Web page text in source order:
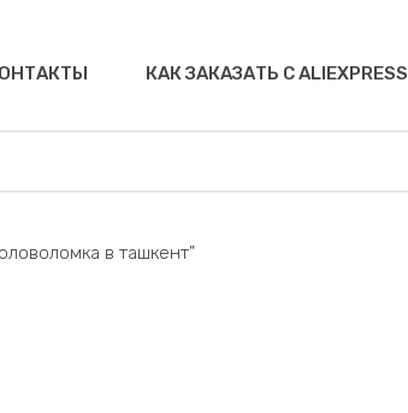
КАК ЗАКАЗАТЬ С ALIEXPRESS
в ташкент”